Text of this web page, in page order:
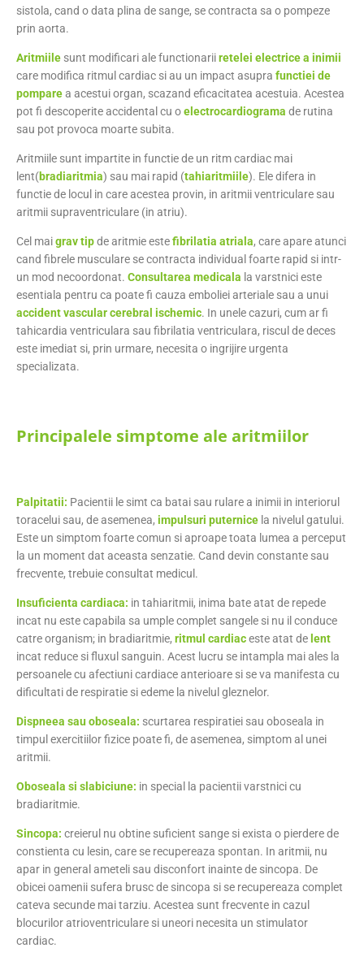
sistola, cand o data plina de sange, se contracta sa o pompeze
prin aorta.
Aritmiile sunt modificari ale functionariiretelei electrice a inimii
care modifica ritmul cardiac si au un impact asupra functiei de
pomparea acestui organ, scazand eficacitatea acestuia. Acestea
pot fi descoperite accidental cu oelectrocardiograma de rutina
sau pot provoca moarte subita.
Aritmiile sunt impartite in functie de un ritm cardiac mai
lent(bradiaritmia) sau mai rapid (tahiaritmiile). Ele difera in
functie de locul in care acestea provin, in aritmii ventriculare sau
aritmii supraventriculare (in atriu).
Cel maigrav tipde aritmie estefibrilatia atriala, care apare atunci
cand fibrele musculare se contracta individual foarte rapid si intr-
un mod necoordonat. Consultarea medicala la varstnici este
esentiala pentru ca poate fi cauza emboliei arteriale sau a unui
accident vascularcerebral ischemic. In unele cazuri, cum ar fi
tahicardia ventriculara sau fibrilatia ventriculara, riscul de deces
este imediat si, prin urmare, necesita o ingrijire urgenta
specializata.
Principalele simptome ale aritmiilor
Palpitatii: Pacientii le simt ca batai sau rulare a inimii in interiorul
toracelui sau, de asemenea, impulsuri puternice la nivelul gatului.
Este un simptom foarte comun si aproape toata lumea a perceput
la un moment dat aceasta senzatie. Cand devin constante sau
frecvente, trebuie consultat medicul.
Insuficienta cardiaca: in tahiaritmii, inima bate atat de repede
incat nu este capabila sa umple complet sangele si nu il conduce
catre organism; in bradiaritmie, ritmul cardiaceste atat delent
incat reduce si fluxul sanguin. Acest lucru se intampla mai ales la
persoanele cu afectiuni cardiace anterioare si se va manifesta cu
dificultati de respiratie si edeme la nivelul gleznelor.
Dispneea sau oboseala: scurtarea respiratiei sau oboseala in
timpul exercitiilor fizice poate fi, de asemenea, simptom al unei
aritmii.
Oboseala si slabiciune: in special la pacientii varstnici cu
bradiaritmie.
Sincopa: creierul nu obtine suficient sange si exista o pierdere de
constienta cu lesin, care se recupereaza spontan. In aritmii, nu
apar in general ameteli sau disconfort inainte de sincopa. De
obicei oamenii sufera brusc de sincopa si se recupereaza complet
cateva secunde mai tarziu. Acestea sunt frecvente in cazul
blocurilor atrioventriculare si uneori necesita un stimulator
cardiac.